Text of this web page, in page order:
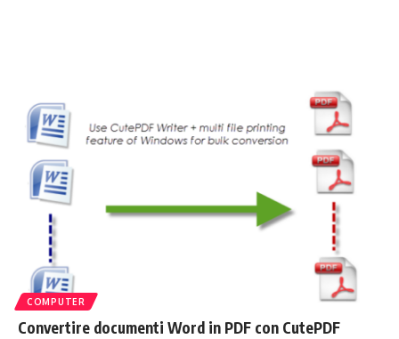
COMPUTER
Convertire documenti Word in PDF con CutePDF